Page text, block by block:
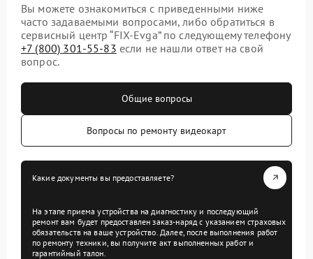
Вы можете ознакомиться с приведенными ниже
часто задаваемыми вопросами, либо обратиться в
сервисный центр “FIX-Evga” по следующему телефону
+7 (800) 301-55-83 если не нашли ответ на свой
вопрос.
Общие вопросы
Вопросы по ремонту видеокарт
Какие документы вы предоставляете?
На этапе приема устройства на диагностику и последующий
ремонт вам будет предоставлен заказ-наряд с указанием страховых
обязательств на ваше устройство. Далее, после выполнения работ
по ремонту техники, вы получите акт выполненных работ и
гарантийный талон.